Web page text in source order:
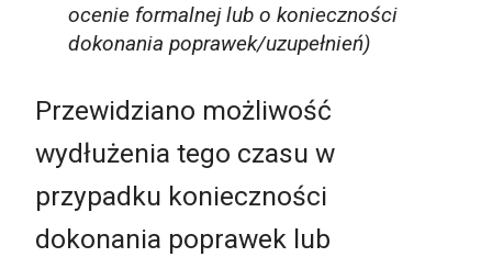
ocenie formalnej lub o konieczności
dokonania poprawek/uzupełnień)
Przewidziano możliwość
wydłużenia tego czasu w
przypadku konieczności
dokonania poprawek lub